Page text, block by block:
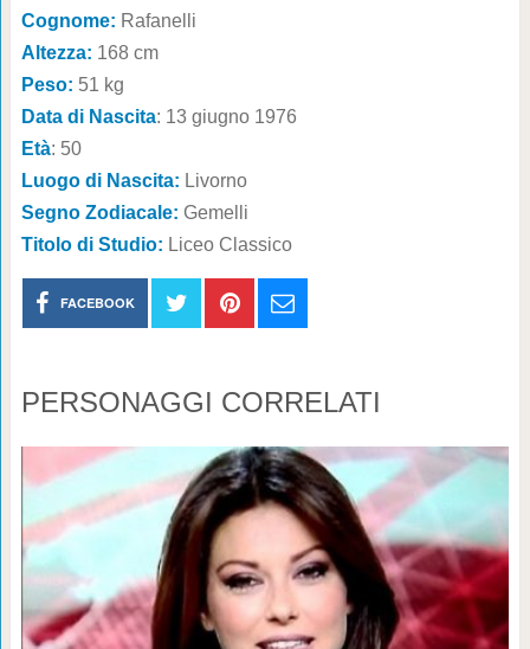
Cognome: Rafanelli
Altezza: 168 cm
Peso: 51 kg
Data di Nascita: 13 giugno 1976
Età: 50
Luogo di Nascita: Livorno
Segno Zodiacale: Gemelli
Titolo di Studio: Liceo Classico
FACEBOOK
PERSONAGGI CORRELATI